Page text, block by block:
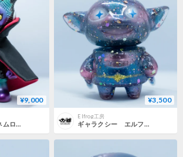
¥9,000
ゲッチャリマンネムロッカー ナイトメア （4thカラー）
¥3,500
Elfrog工房
ギャラクシー エルフまん